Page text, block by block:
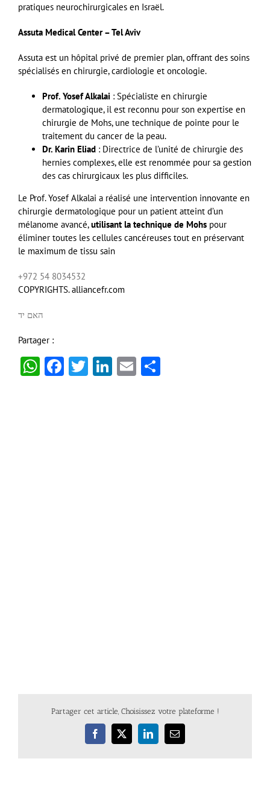
pratiques neurochirurgicales en Israël​.
Assuta Medical Center – Tel Aviv
Assuta est un hôpital privé de premier plan, offrant des soins
spécialisés en chirurgie, cardiologie et oncologie.
Prof. Yosef Alkalai : Spécialiste en chirurgie
dermatologique, il est reconnu pour son expertise en
chirurgie de Mohs, une technique de pointe pour le
traitement du cancer de la peau.
Dr. Karin Eliad : Directrice de l’unité de chirurgie des
hernies complexes, elle est renommée pour sa gestion
des cas chirurgicaux les plus difficiles.
Le Prof. Yosef Alkalai a réalisé une intervention innovante en
chirurgie dermatologique pour un patient atteint d’un
mélanome avancé,utilisant la technique de Mohs pour
éliminer toutes les cellules cancéreuses tout en préservant
le maximum de tissu sain
+972 54 8034532
COPYRIGHTS. alliancefr.com
האם יד
Partager :
WhatsApp
Facebook
Twitter
LinkedIn
Email
Partager cet article, Choisissez votre plateforme !
Facebook
X LinkedInEmail